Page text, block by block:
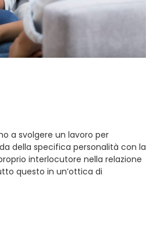
a svolgere un lavoro per
della specifica personalità con la
interlocutore nella relazione
questo in un’ottica di